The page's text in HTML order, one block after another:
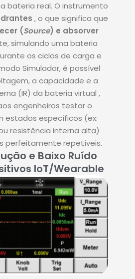
bateria real. O instrumento
, o que significa que
(Source) e absorver
, simulando uma bateria
os ciclos de carga e
Simulador, é possível
a capacidade e a
(IR) da bateria virtual ,
engenheiros testar o
estados específicos (ex:
resistência interna alta)
perfeitamente repetíveis.
e Baixo Ruído
IoT/Wearable